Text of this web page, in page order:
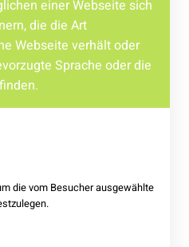
einer Webseite sich
die die Art
Webseite verhält oder
Sprache oder die
die vom Besucher ausgewählte